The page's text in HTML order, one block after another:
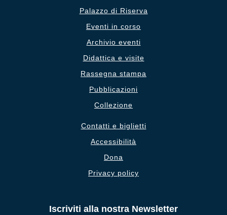
Palazzo di Riserva
Eventi in corso
Archivio eventi
Didattica e visite
Rassegna stampa
Pubblicazioni
Collezione
Contatti e biglietti
Accessibilità
Dona
Privacy policy
Iscriviti alla nostra Newsletter